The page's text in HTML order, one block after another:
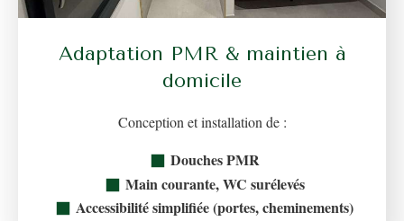
Adaptation PMR & maintien à
domicile
Conception et installation de :
Douches PMR
Main courante, WC surélevés
Accessibilité simplifiée (portes, cheminements)